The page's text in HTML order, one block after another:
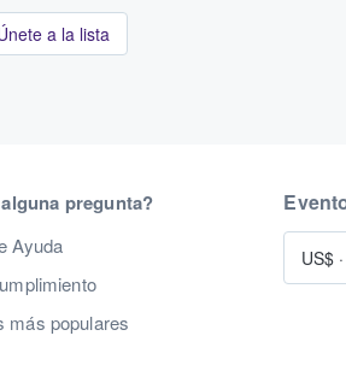
a la lista
pregunta?
Ayuda
más populares
US$ ·